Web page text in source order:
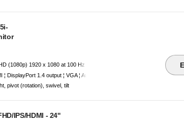
(1080p) 1920 x 1080 at 100 Hz
¦ DisplayPort 1.4 output ¦ VGA ¦ Audio line-out ¦ DisplayPort 1.4 ¦
pivot (rotation), swivel, tilt
IPS/HDMI - 24''